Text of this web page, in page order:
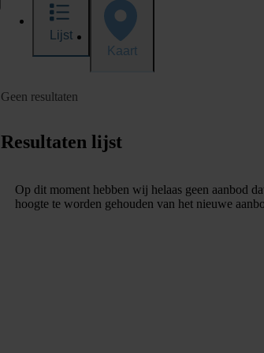
Lijst
Kaart
Geen resultaten
Resultaten lijst
Op dit moment hebben wij helaas geen aanbod
hoogte te worden gehouden van het nieuwe